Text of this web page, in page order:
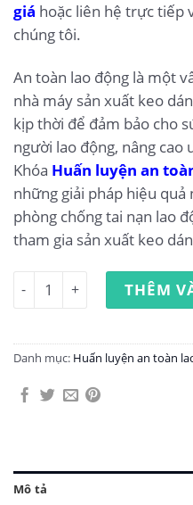
giá hoặc liên hệ trực tiếp
chúng tôi.
An toàn lao động là một
nhà máy sản xuất keo
kịp thời để đảm bảo cho
người lao động, nâng cao
Khóa Huấn luyện an
những giải pháp hiệu quả
phòng chống tai nạn lao
tham gia sản xuất keo
Huấn luyện an toàn lao
THÊM
Danh mục: Huấn luyện an toàn
Mô tả